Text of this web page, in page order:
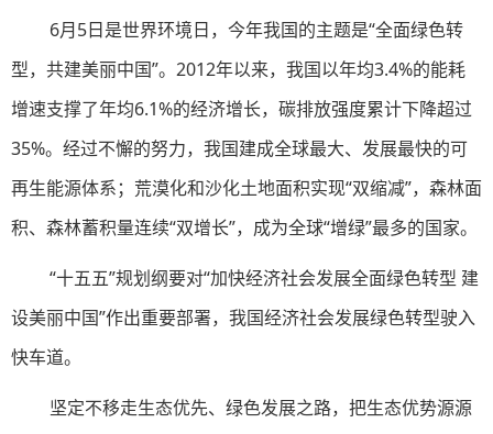
6月5日是世界环境日，今年我国的主题是“全面绿色转
型，共建美丽中国”。2012年以来，我国以年均3.4%的能耗
增速支撑了年均6.1%的经济增长，碳排放强度累计下降超过
35%。经过不懈的努力，我国建成全球最大、发展最快的可
再生能源体系；荒漠化和沙化土地面积实现“双缩减”，森林面
积、森林蓄积量连续“双增长”，成为全球“增绿”最多的国家。
“十五五”规划纲要对“加快经济社会发展全面绿色转型 建
设美丽中国”作出重要部署，我国经济社会发展绿色转型驶入
快车道。
坚定不移走生态优先、绿色发展之路，把生态优势源源